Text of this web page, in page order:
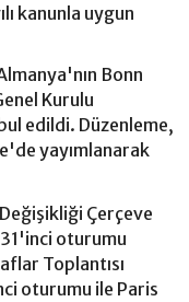
kanunla uygun
Bonn
Kurulu
edildi. Düzenleme,
yayımlanarak
Çerçeve
oturumu
Toplantısı
oturumu ile Paris